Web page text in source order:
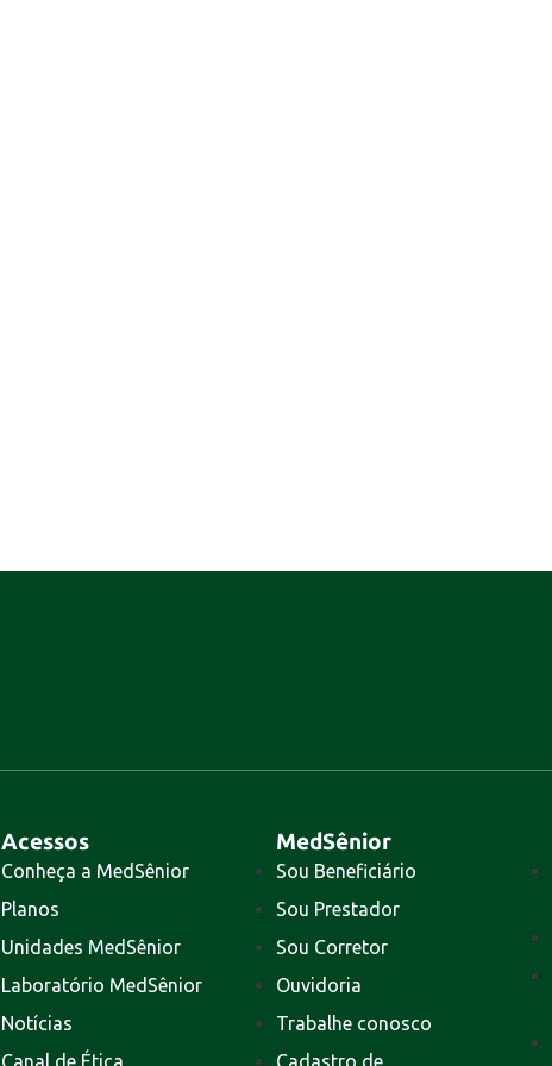
Acessos
Conheça a MedSênior
Planos
Unidades MedSênior
Laboratório MedSênior
Notícias
Canal de Ética
MedSênior
Sou Beneficiário
Sou Prestador
Sou Corretor
Ouvidoria
Trabalhe conosco
Cadastro de